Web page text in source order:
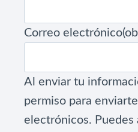
Correo electrónico
Al enviar tu
permiso para
electrónicos. Puedes